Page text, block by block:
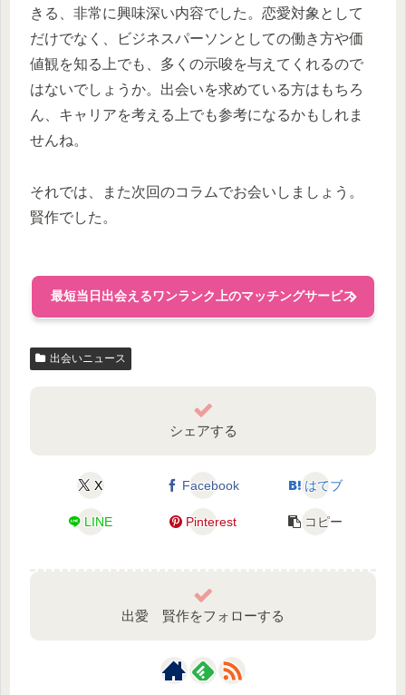
きる、非常に興味深い内容でした。恋愛対象として
だけでなく、ビジネスパーソンとしての働き方や価
値観を知る上でも、多くの示唆を与えてくれるので
はないでしょうか。出会いを求めている方はもちろ
ん、キャリアを考える上でも参考になるかもしれま
せんね。
それでは、また次回のコラムでお会いしましょう。
賢作でした。
最短当日出会えるワンランク上のマッチングサービス
出会いニュース
シェアする
X Facebook はてブ
LINE Pinterest コピー
出愛 賢作をフォローする